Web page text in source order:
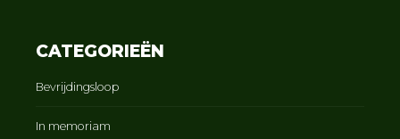
CATEGORIEËN
Bevrijdingsloop
In memoriam